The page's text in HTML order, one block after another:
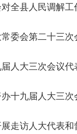
全县人民调解工
委会第二十三次
人大三次会议
十九届人大三
走访人大代表和